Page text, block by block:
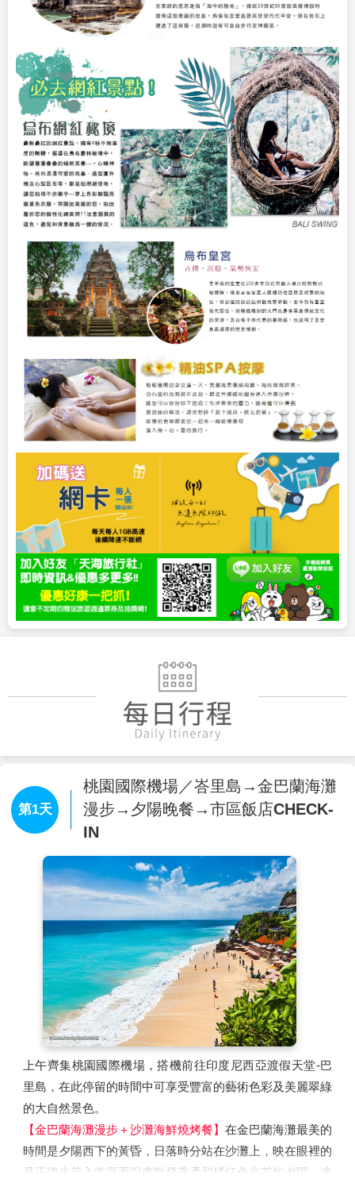
第1天
桃園國際機場／峇里島→金巴蘭海灘
漫步→夕陽晚餐→市區飯店CHECK-
IN
上午齊集桃園國際機場，搭機前往印度尼西亞渡假天堂-巴
里島，在此停留的時間中可享受豐富的藝術色彩及美麗翠綠
的大自然景色。
【金巴蘭海灘漫步＋沙灘海鮮燒烤餐】 在金巴蘭海灘最美的
時間是夕陽西下的黃昏，日落時分站在沙灘上，映在眼裡的
是正緩步落入海平面深處散發著柔和橘紅色光芒的夕陽，連